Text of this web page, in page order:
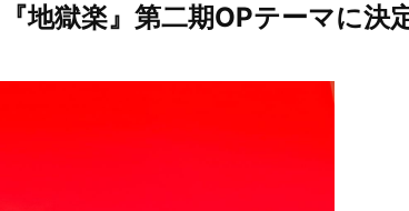
地獄楽』第二期OPテーマに決